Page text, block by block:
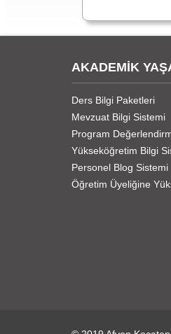
AKADEMİK
Ders Bilgi Paketleri
Mevzuat Bilgi Sistemi
Program
Yükseköğretim Bilgi
Personel Blog Sistemi
Öğretim Üyeliğine